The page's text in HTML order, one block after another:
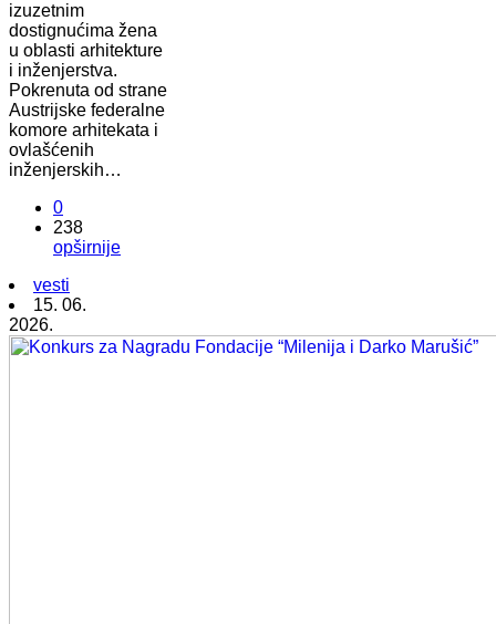
izuzetnim
dostignućima žena
u oblasti arhitekture
i inženjerstva.
Pokrenuta od strane
Austrijske federalne
komore arhitekata i
ovlašćenih
inženjerskih…
0
238
opširnije
vesti
15. 06.
2026.